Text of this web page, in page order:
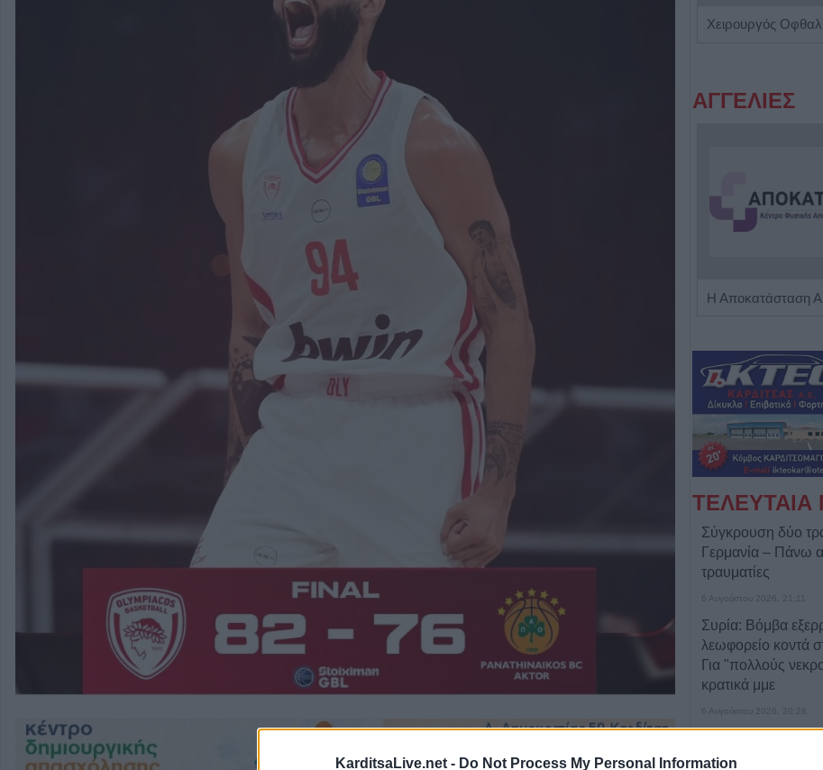
KarditsaLive.net - Do Not Process My Personal Information
ΑΓΓΕΛΙΕΣ
ΤΕΛΕΥΤΑΙΑ
Σύγκρουση δύο
Γερμανία – Πάνω
τραυματίες
6 Αυγούστου 2026, 21:11
Συρία: Βόμβα
λεωφορείο κοντά
Για "πολλούς
κρατικά μμε
6 Αυγούστου 2026, 20:28
προστασίας για